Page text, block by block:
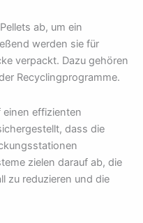
ab, um ein
werden sie für
verpackt. Dazu gehören
Recyclingprogramme.
einen effizienten
dass die
zielen darauf ab, die
zu reduzieren und die